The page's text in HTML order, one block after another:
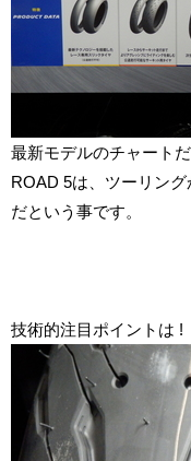
最新モデルのチャート
ROAD 5は、ツーリン
だという事です。
技術的注目ポイントは !